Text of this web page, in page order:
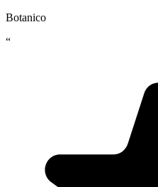
Botanico
“